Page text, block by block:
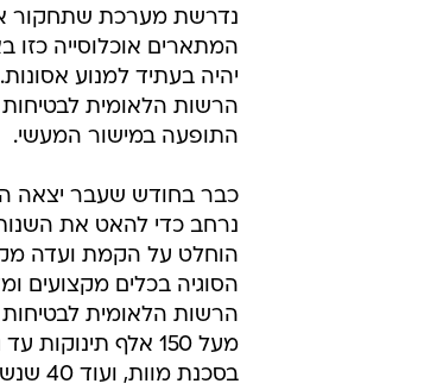
נדרשת מערכת שתחקור
המתארים אוכלוסייה כזו
יהיה בעתיד למנוע
הרשות הלאומית
התופעה במישור המעשי.
כבר בחודש שעבר יצאה
נרחב כדי להאט את
הוחלט על הקמת ועדה
הסוגיה בכלים מקצועים
הרשות הלאומית
בסכנת